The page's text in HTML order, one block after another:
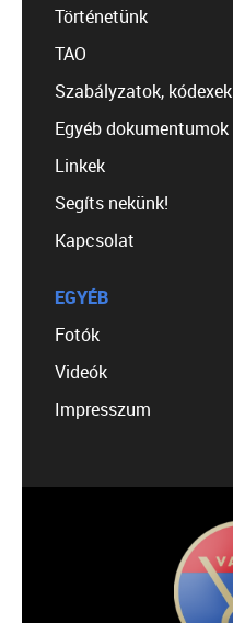
Történetünk
TAO
Szabályzatok, kódexek
Egyéb dokumentumok
Linkek
Segíts nekünk!
Kapcsolat
EGYÉB
Fotók
Videók
Impresszum